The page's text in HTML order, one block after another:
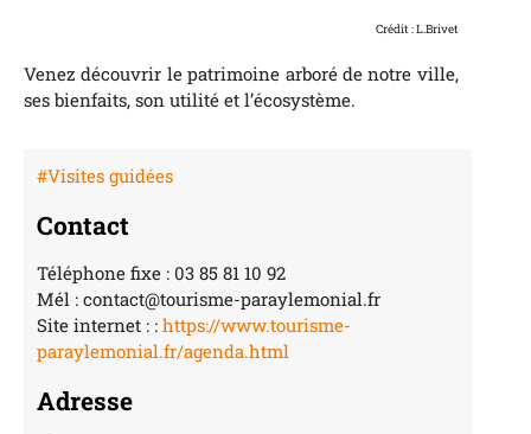
Crédit : L.Brivet
Venez découvrir le patrimoine arboré de notre ville,
ses bienfaits, son utilité et l’écosystème.
#Visites guidées
Contact
Téléphone fixe : 03 85 81 10 92
Mél : contact@tourisme-paraylemonial.fr
Site internet : :https://www.tourisme-
paraylemonial.fr/agenda.html
Adresse